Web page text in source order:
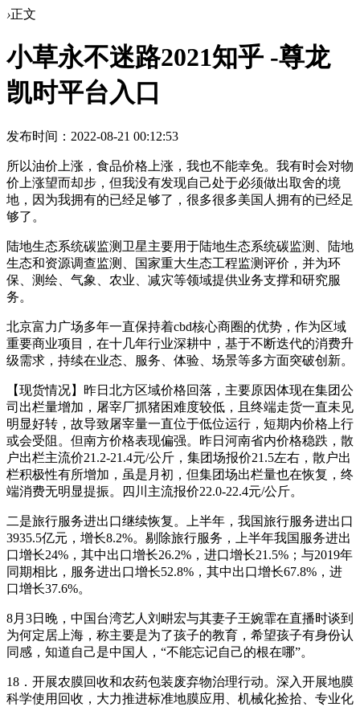
›正文
小草永不迷路2021知乎 -尊龙
凯时平台入口
发布时间：2022-08-21 00:12:53
所以油价上涨，食品价格上涨，我也不能幸免。我有时会对物
价上涨望而却步，但我没有发现自己处于必须做出取舍的境
地，因为我拥有的已经足够了，很多很多美国人拥有的已经足
够了。
陆地生态系统碳监测卫星主要用于陆地生态系统碳监测、陆地
生态和资源调查监测、国家重大生态工程监测评价，并为环
保、测绘、气象、农业、减灾等领域提供业务支撑和研究服
务。
北京富力广场多年一直保持着cbd核心商圈的优势，作为区域
重要商业项目，在十几年行业深耕中，基于不断迭代的消费升
级需求，持续在业态、服务、体验、场景等多方面突破创新。
【现货情况】昨日北方区域价格回落，主要原因体现在集团公
司出栏量增加，屠宰厂抓猪困难度较低，且终端走货一直未见
明显好转，故导致屠宰量一直位于低位运行，短期内价格上行
或会受阻。但南方价格表现偏强。昨日河南省内价格稳跌，散
户出栏主流价21.2-21.4元/公斤，集团场报价21.5左右，散户出
栏积极性有所增加，虽是月初，但集团场出栏量也在恢复，终
端消费无明显提振。四川主流报价22.0-22.4元/公斤。
二是旅行服务进出口继续恢复。上半年，我国旅行服务进出口
3935.5亿元，增长8.2%。剔除旅行服务，上半年我国服务进出
口增长24%，其中出口增长26.2%，进口增长21.5%；与2019年
同期相比，服务进出口增长52.8%，其中出口增长67.8%，进
口增长37.6%。
8月3日晚，中国台湾艺人刘畊宏与其妻子王婉霏在直播时谈到
为何定居上海，称主要是为了孩子的教育，希望孩子有身份认
同感，知道自己是中国人，“不能忘记自己的根在哪”。
18．开展农膜回收和农药包装废弃物治理行动。深入开展地膜
科学使用回收，大力推进标准地膜应用、机械化捡拾、专业化